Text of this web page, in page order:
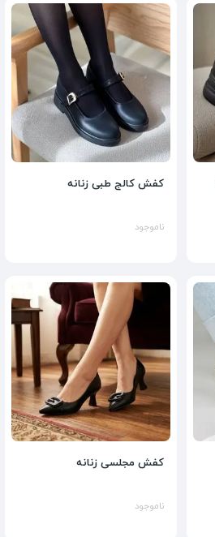
کفش کالج طبی زنانه
ناموجود
کفش مجلسی زنانه
ناموجود